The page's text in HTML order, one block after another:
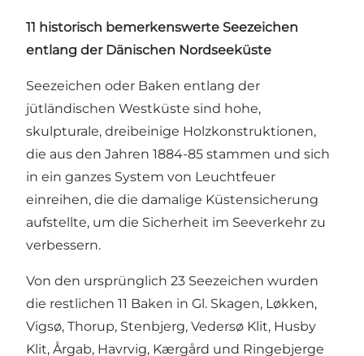
11 historisch bemerkenswerte Seezeichen
entlang der Dänischen Nordseeküste
Seezeichen oder Baken entlang der
jütländischen Westküste sind hohe,
skulpturale, dreibeinige Holzkonstruktionen,
die aus den Jahren 1884-85 stammen und sich
in ein ganzes System von Leuchtfeuer
einreihen, die die damalige Küstensicherung
aufstellte, um die Sicherheit im Seeverkehr zu
verbessern.
Von den ursprünglich 23 Seezeichen wurden
die restlichen 11 Baken in Gl. Skagen, Løkken,
Vigsø, Thorup, Stenbjerg, Vedersø Klit, Husby
Klit, Årgab, Havrvig, Kærgård und Ringebjerge